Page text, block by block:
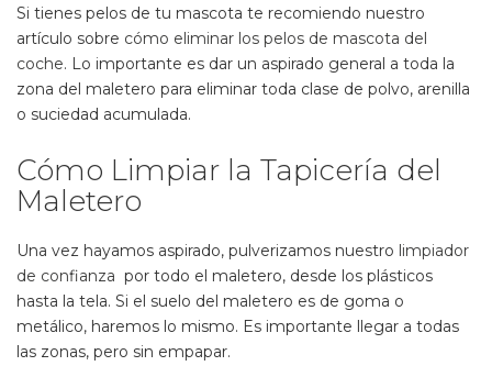
Si tienes pelos de tu mascota te recomiendo nuestro
artículo sobre cómo eliminar los pelos de mascota del
coche. Lo importante es dar un aspirado general a toda la
zona del maletero para eliminar toda clase de polvo, arenilla
o suciedad acumulada.
Cómo Limpiar la Tapicería del
Maletero
Una vez hayamos aspirado, pulverizamos nuestro limpiador
de confianza por todo el maletero, desde los plásticos
hasta la tela. Si el suelo del maletero es de goma o
metálico, haremos lo mismo. Es importante llegar a todas
las zonas, pero sin empapar.